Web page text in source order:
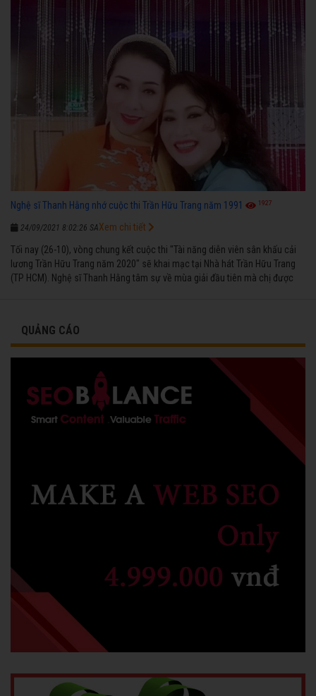
Nghệ sĩ Thanh Hằng nhớ cuộc thi Trần Hữu Trang năm 1991 1927
24/09/2021 8:02:26 SA
Tối nay (26-10), vòng chung kết cuộc thi "Tài năng diễn viên sân khấu cải
lương Trần Hữu Trang năm 2020" sẽ khai mạc tại Nhà hát Trần Hữu Trang
(TP HCM). Nghệ sĩ Thanh Hằng tâm sự về mùa giải đầu tiên mà chị được
Xem chi tiết
QUẢNG CÁO